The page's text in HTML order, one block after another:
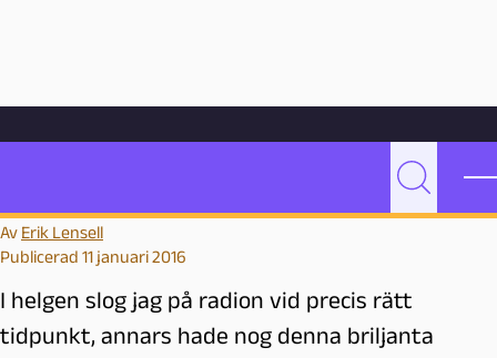
Hoppa till innehåll
e
d
g
g
Sök
Pedagogens dilemma
Av Erik Lensell
Publicerad 11 januari 2016
I helgen slog jag på radion vid precis rätt
tidpunkt, annars hade nog denna briljanta